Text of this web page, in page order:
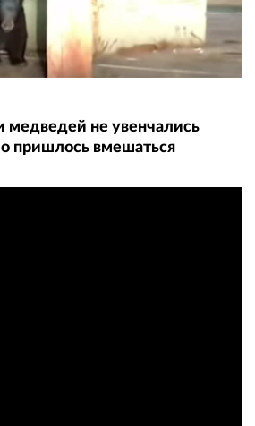
медведей не увенчались
пришлось вмешаться